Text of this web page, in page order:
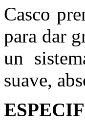
Casco
para dar
un
suave,